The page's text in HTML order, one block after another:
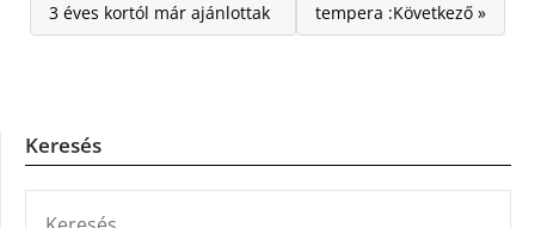
3 éves kortól már ajánlottak
tempera :Következő »
Keresés